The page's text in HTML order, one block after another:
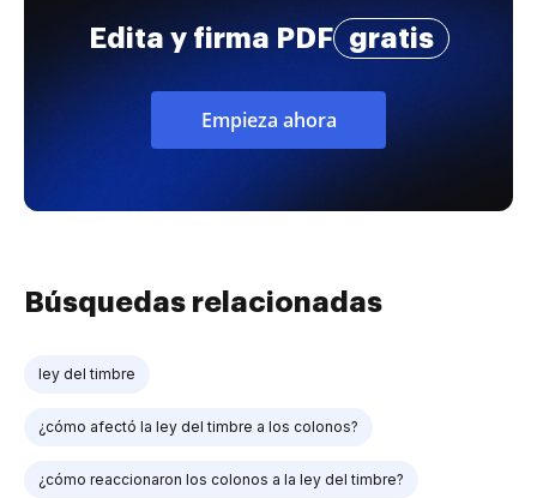
Edita y firma PDF gratis
Empieza ahora
Búsquedas relacionadas
ley del timbre
¿cómo afectó la ley del timbre a los colonos?
¿cómo reaccionaron los colonos a la ley del timbre?